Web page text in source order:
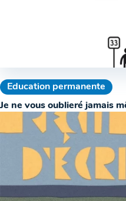
Education permanente
Je ne vous oublieré jamais